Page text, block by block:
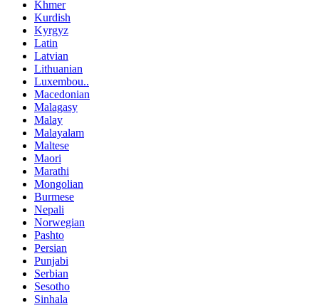
Khmer
Kurdish
Kyrgyz
Latin
Latvian
Lithuanian
Luxembou..
Macedonian
Malagasy
Malay
Malayalam
Maltese
Maori
Marathi
Mongolian
Burmese
Nepali
Norwegian
Pashto
Persian
Punjabi
Serbian
Sesotho
Sinhala